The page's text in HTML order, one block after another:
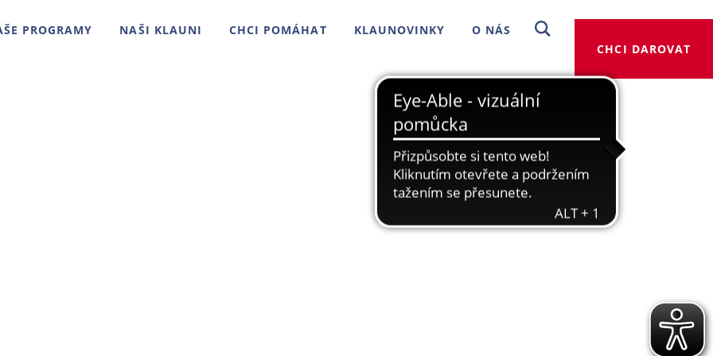
CHCI DAROVAT
PROGRAMY NAŠI KLAUNI CHCI POMÁHAT KLAUNOVINKY O NÁS